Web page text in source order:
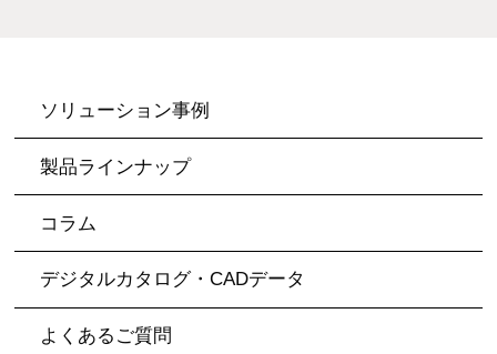
ソリューション事例
製品ラインナップ
コラム
デジタルカタログ・CADデータ
よくあるご質問